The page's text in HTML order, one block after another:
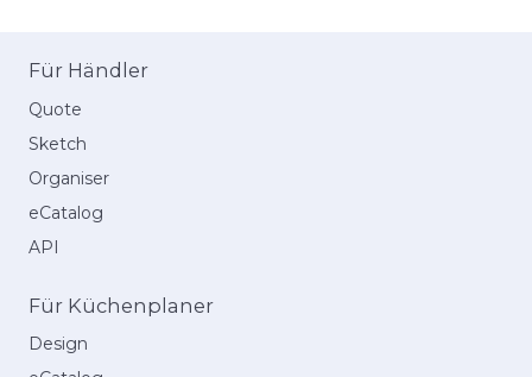
Für Händler
Quote
Sketch
Organiser
eCatalog
API
Für Küchenplaner
Design